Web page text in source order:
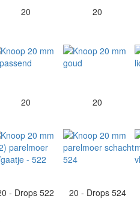
20 20
20 20
- Drops 522 20 - Drops 524